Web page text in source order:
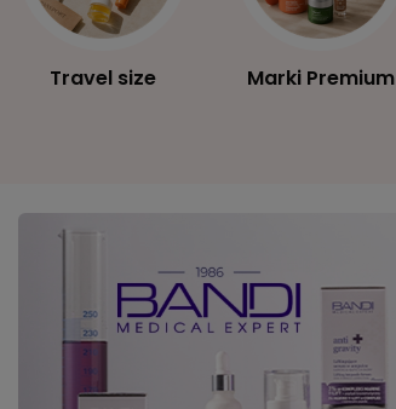
Travel size Marki Premium